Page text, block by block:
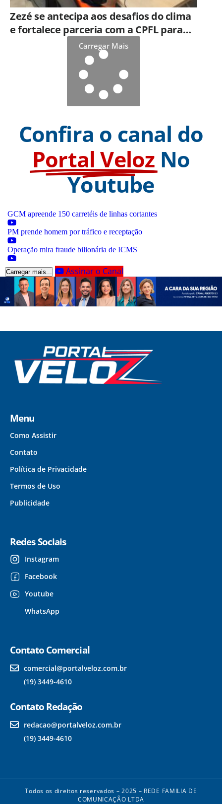
Zezé se antecipa aos desafios do clima
e fortalece parceria com a CPFL para
enfrentar eventos extremos em
Carregar Mais
Confira o canal do
Portal Veloz No
Youtube
GCM apreende 150 carretéis de linhas cortantes
PM prende homem por tráfico e receptação
Operação mira fraude bilionária de ICMS
Carregar mais... Assinar o Canal
Menu
Como Assistir
Contato
Política de Privacidade
Termos de Uso
Publicidade
Redes Sociais
Instagram
Facebook
Youtube
WhatsApp
Contato Comercial
comercial@portalveloz.com.br
(19) 3449-4610
Contato Redação
redacao@portalveloz.com.br
(19) 3449-4610
Todos os direitos reservados – 2025 – REDE FAMILIA DE
COMUNICAÇÃO LTDA